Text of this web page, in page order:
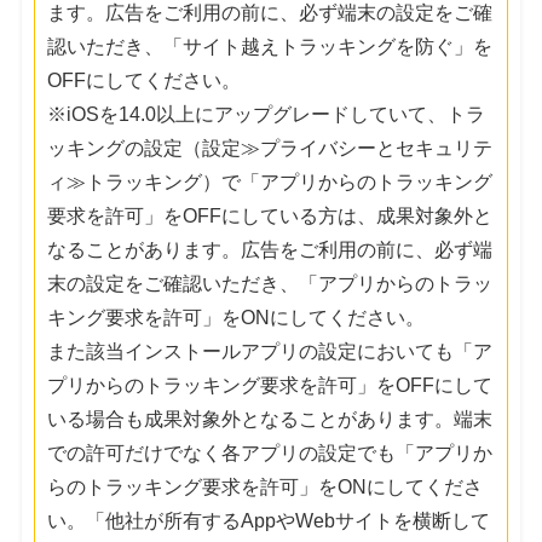
ます。広告をご利用の前に、必ず端末の設定をご確
認いただき、「サイト越えトラッキングを防ぐ」を
OFFにしてください。
※iOSを14.0以上にアップグレードしていて、トラ
ッキングの設定（設定≫プライバシーとセキュリテ
ィ≫トラッキング）で「アプリからのトラッキング
要求を許可」をOFFにしている方は、成果対象外と
なることがあります。広告をご利用の前に、必ず端
末の設定をご確認いただき、「アプリからのトラッ
キング要求を許可」をONにしてください。
また該当インストールアプリの設定においても「ア
プリからのトラッキング要求を許可」をOFFにして
いる場合も成果対象外となることがあります。端末
での許可だけでなく各アプリの設定でも「アプリか
らのトラッキング要求を許可」をONにしてくださ
い。「他社が所有するAppやWebサイトを横断して